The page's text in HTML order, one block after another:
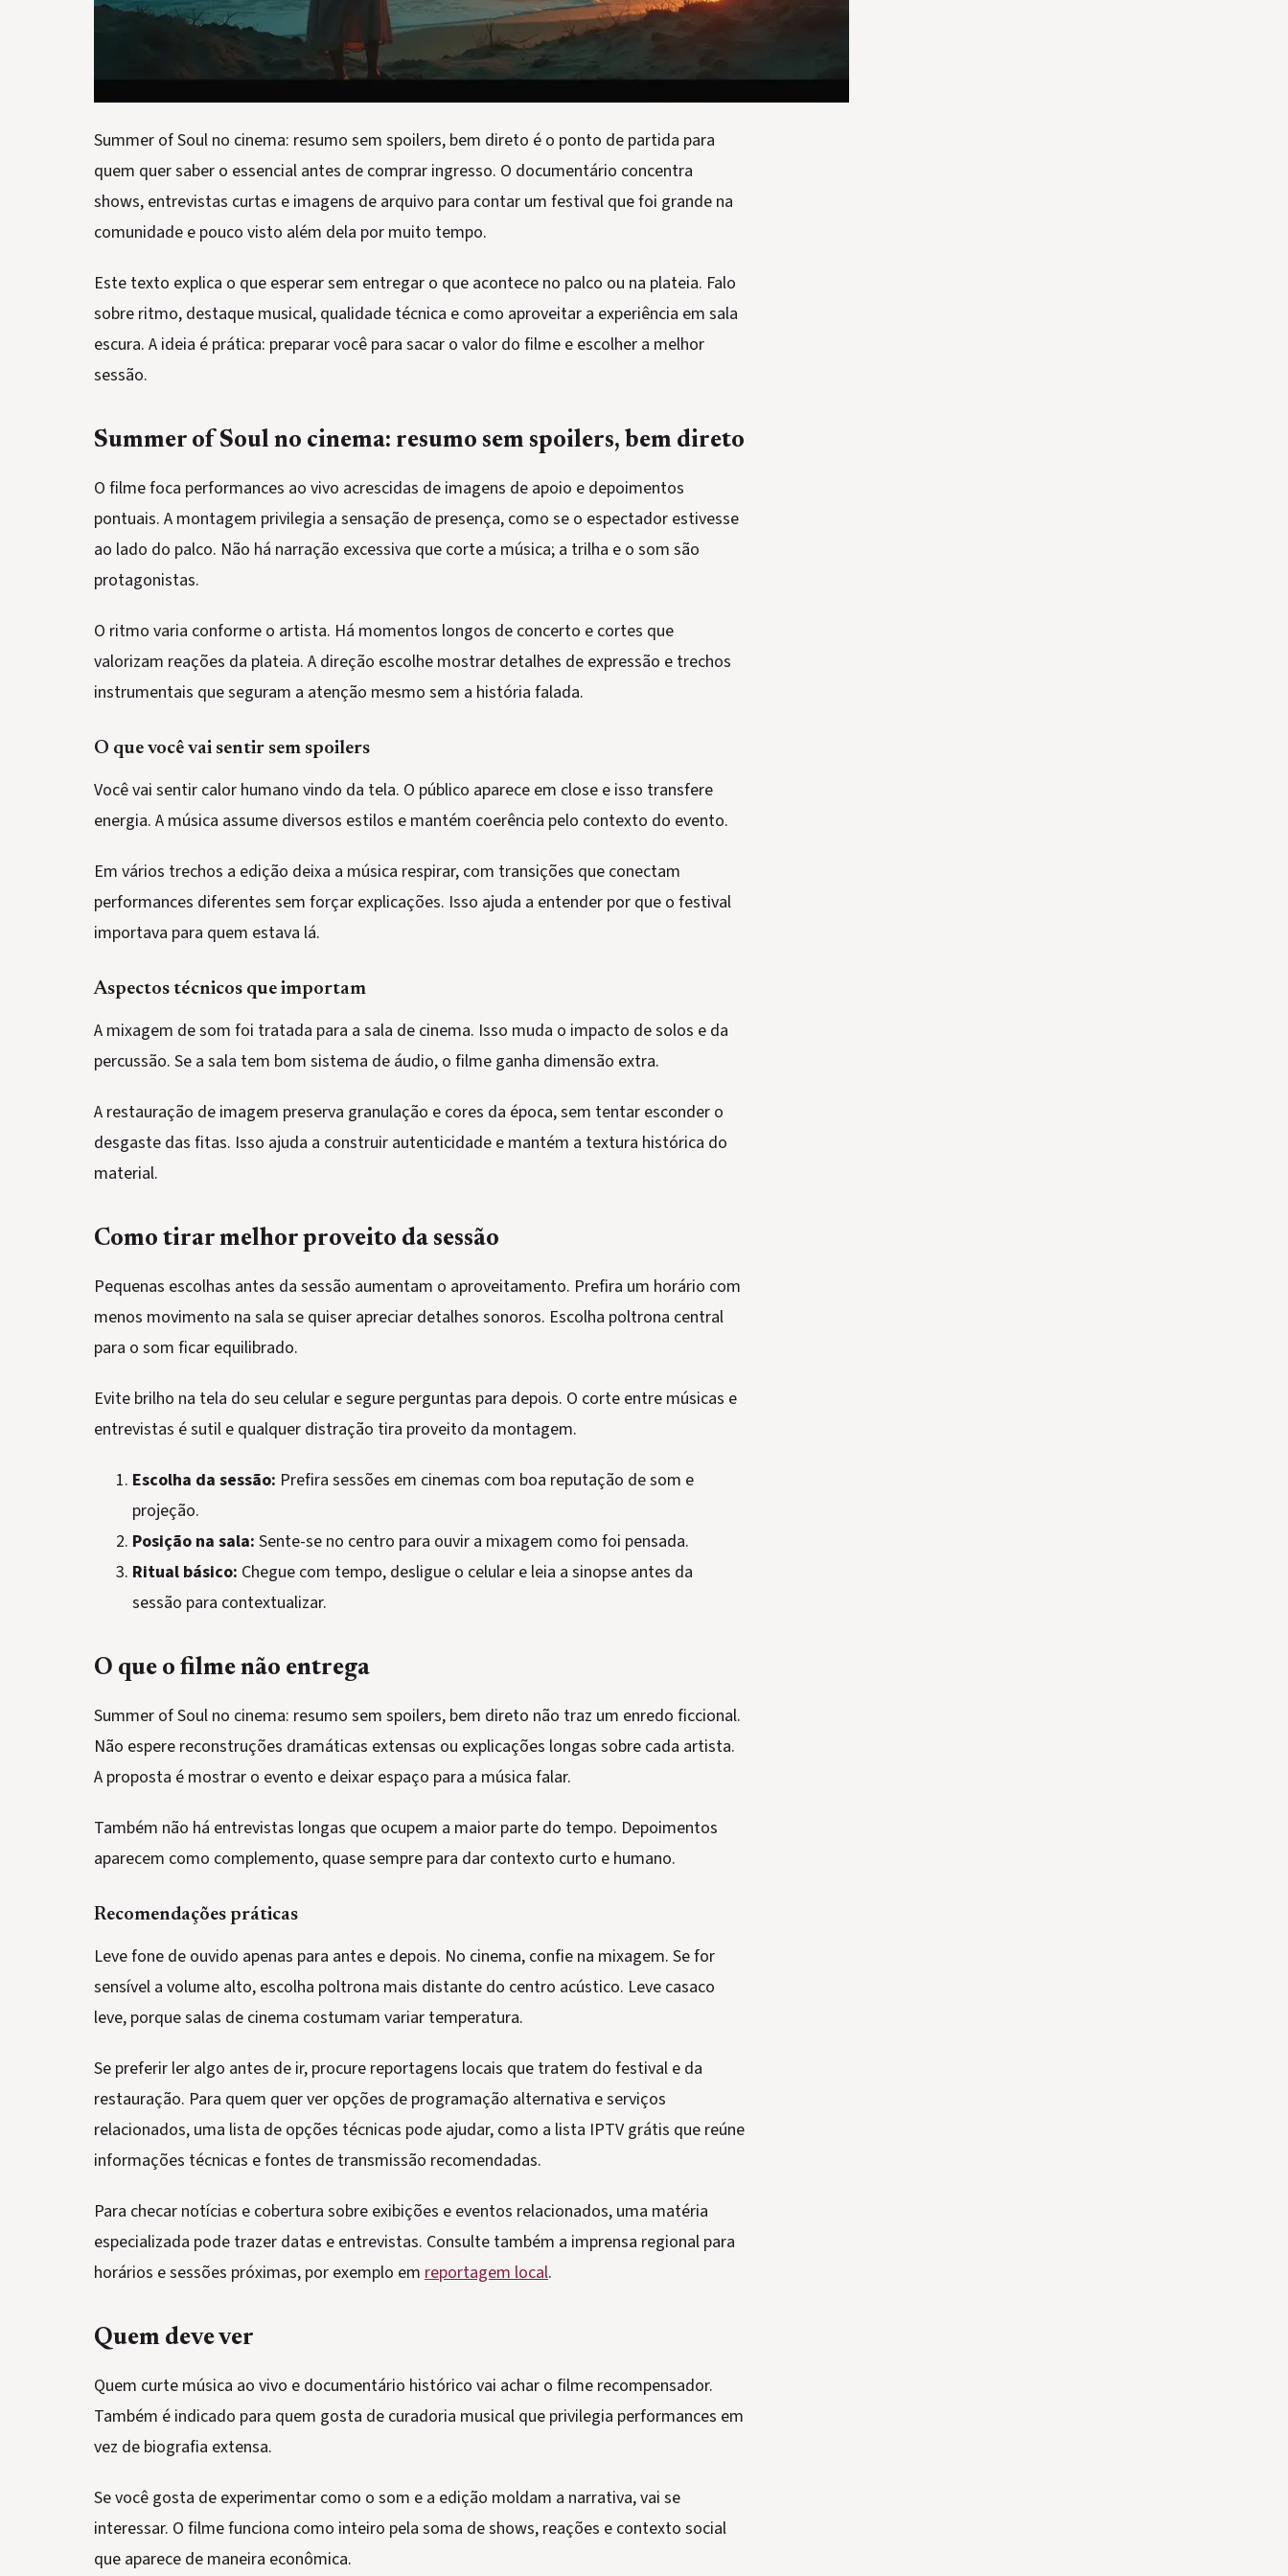
Summer of Soul no cinema: resumo sem spoilers, bem direto é o ponto de partida para
quem quer saber o essencial antes de comprar ingresso. O documentário concentra
shows, entrevistas curtas e imagens de arquivo para contar um festival que foi grande na
comunidade e pouco visto além dela por muito tempo.
Este texto explica o que esperar sem entregar o que acontece no palco ou na plateia. Falo
sobre ritmo, destaque musical, qualidade técnica e como aproveitar a experiência em sala
escura. A ideia é prática: preparar você para sacar o valor do filme e escolher a melhor
sessão.
Summer of Soul no cinema: resumo sem spoilers, bem direto
O filme foca performances ao vivo acrescidas de imagens de apoio e depoimentos
pontuais. A montagem privilegia a sensação de presença, como se o espectador estivesse
ao lado do palco. Não há narração excessiva que corte a música; a trilha e o som são
protagonistas.
O ritmo varia conforme o artista. Há momentos longos de concerto e cortes que
valorizam reações da plateia. A direção escolhe mostrar detalhes de expressão e trechos
instrumentais que seguram a atenção mesmo sem a história falada.
O que você vai sentir sem spoilers
Você vai sentir calor humano vindo da tela. O público aparece em close e isso transfere
energia. A música assume diversos estilos e mantém coerência pelo contexto do evento.
Em vários trechos a edição deixa a música respirar, com transições que conectam
performances diferentes sem forçar explicações. Isso ajuda a entender por que o festival
importava para quem estava lá.
Aspectos técnicos que importam
A mixagem de som foi tratada para a sala de cinema. Isso muda o impacto de solos e da
percussão. Se a sala tem bom sistema de áudio, o filme ganha dimensão extra.
A restauração de imagem preserva granulação e cores da época, sem tentar esconder o
desgaste das fitas. Isso ajuda a construir autenticidade e mantém a textura histórica do
material.
Como tirar melhor proveito da sessão
Pequenas escolhas antes da sessão aumentam o aproveitamento. Prefira um horário com
menos movimento na sala se quiser apreciar detalhes sonoros. Escolha poltrona central
para o som ficar equilibrado.
Evite brilho na tela do seu celular e segure perguntas para depois. O corte entre músicas e
entrevistas é sutil e qualquer distração tira proveito da montagem.
Escolha da sessão: Prefira sessões em cinemas com boa reputação de som e
projeção.
Posição na sala: Sente-se no centro para ouvir a mixagem como foi pensada.
Ritual básico: Chegue com tempo, desligue o celular e leia a sinopse antes da
sessão para contextualizar.
O que o filme não entrega
Summer of Soul no cinema: resumo sem spoilers, bem direto não traz um enredo ficcional.
Não espere reconstruções dramáticas extensas ou explicações longas sobre cada artista.
A proposta é mostrar o evento e deixar espaço para a música falar.
Também não há entrevistas longas que ocupem a maior parte do tempo. Depoimentos
aparecem como complemento, quase sempre para dar contexto curto e humano.
Recomendações práticas
Leve fone de ouvido apenas para antes e depois. No cinema, confie na mixagem. Se for
sensível a volume alto, escolha poltrona mais distante do centro acústico. Leve casaco
leve, porque salas de cinema costumam variar temperatura.
Se preferir ler algo antes de ir, procure reportagens locais que tratem do festival e da
restauração. Para quem quer ver opções de programação alternativa e serviços
relacionados, uma lista de opções técnicas pode ajudar, como a lista IPTV grátis que reúne
informações técnicas e fontes de transmissão recomendadas.
Para checar notícias e cobertura sobre exibições e eventos relacionados, uma matéria
especializada pode trazer datas e entrevistas. Consulte também a imprensa regional para
horários e sessões próximas, por exemplo em reportagem local.
Quem deve ver
Quem curte música ao vivo e documentário histórico vai achar o filme recompensador.
Também é indicado para quem gosta de curadoria musical que privilegia performances em
vez de biografia extensa.
Se você gosta de experimentar como o som e a edição moldam a narrativa, vai se
interessar. O filme funciona como inteiro pela soma de shows, reações e contexto social
que aparece de maneira econômica.